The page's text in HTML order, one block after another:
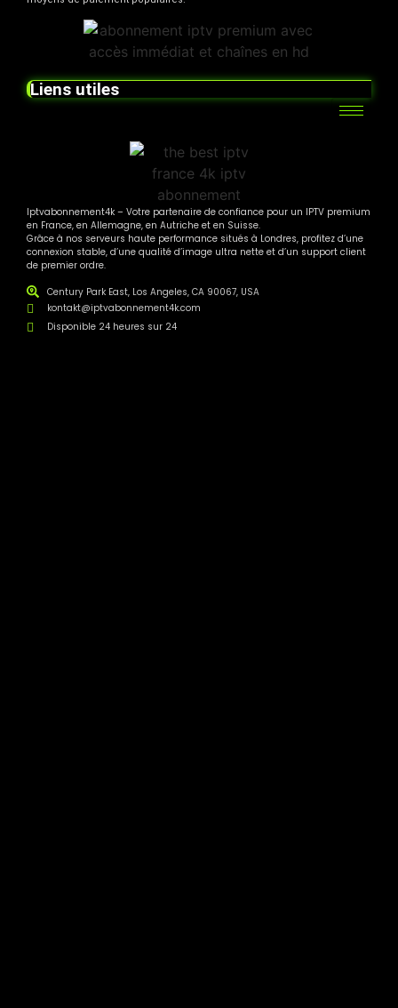
Iptvabonnement4k – Votre partenaire de confiance pour un IPTV premium
en France, en Allemagne, en Autriche et en Suisse.
Grâce à nos serveurs haute performance situés à Londres, profitez d’une
connexion stable, d’une qualité d’image ultra nette et d’un support client
de premier ordre.
Century Park East, Los Angeles, CA 90067, USA
kontakt@iptvabonnement4k.com
Disponible 24 heures sur 24
Liens utiles